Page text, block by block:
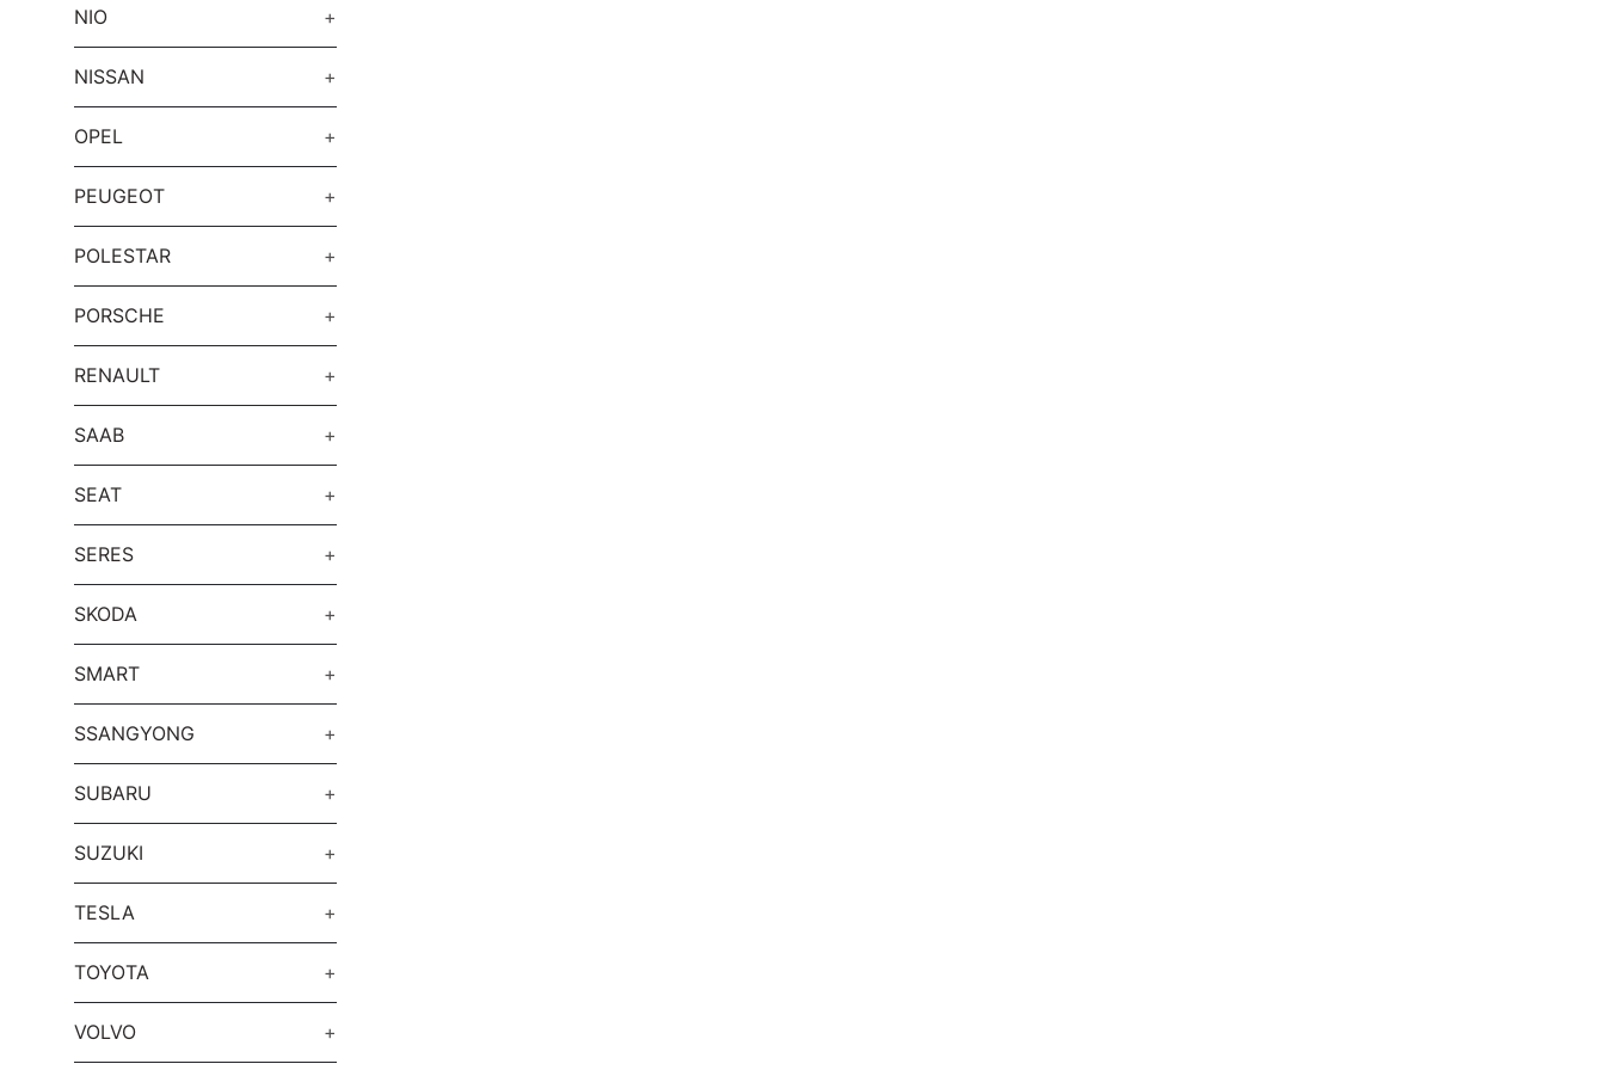
NIO +
NISSAN +
OPEL +
PEUGEOT +
POLESTAR +
PORSCHE +
RENAULT +
SAAB +
SEAT +
SERES +
SKODA +
SMART +
SSANGYONG +
SUBARU +
SUZUKI +
TESLA +
TOYOTA +
VOLVO +